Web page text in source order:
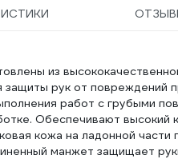
из
рук от повреждений
работ с грубыми
Обеспечивают высокий
кожа на ладонной
манжет защищает